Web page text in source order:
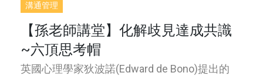
溝通管理
【孫老師講堂】化解歧見達成共識
~六頂思考帽
英國心理學家狄波諾(Edward de Bono)提出的